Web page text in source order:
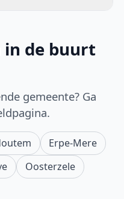
in de buurt
gemeente? Ga
Erpe-Mere
Oosterzele